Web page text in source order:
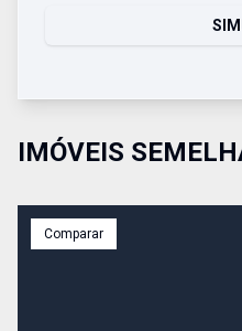
IMÓVEIS
Comparar